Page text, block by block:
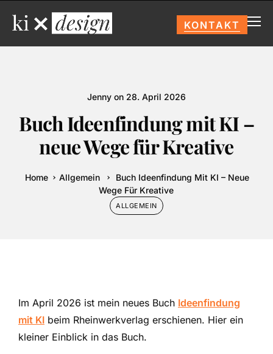
KONTAKT
Jenny on 28. April 2026
Buch Ideenfindung mit KI –
neue Wege für Kreative
Home Allgemein
Buch Ideenfindung Mit KI – Neue
Wege Für Kreative
ALLGEMEIN
Im April 2026 ist mein neues Buch Ideenfindung
mit KI beim Rheinwerkverlag erschienen. Hier ein
kleiner Einblick in das Buch.